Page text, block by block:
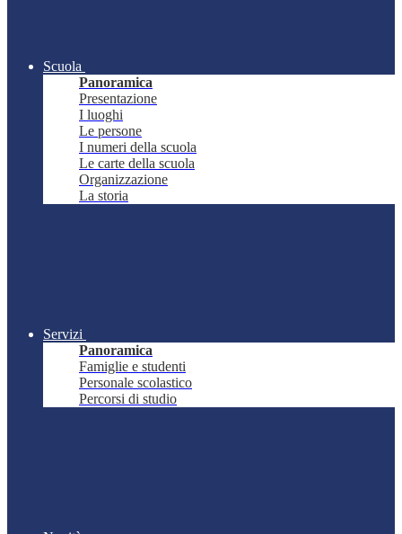
Scuola
Panoramica
Presentazione
I luoghi
Le persone
I numeri della scuola
Le carte della scuola
Organizzazione
La storia
Servizi
Panoramica
Famiglie e studenti
Personale scolastico
Percorsi di studio